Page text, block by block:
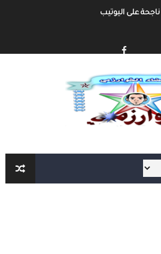
على اليوتيب
بلوجر و الربح منها
مهنا شرح مفصل و شامل
العربية و الأجنبية